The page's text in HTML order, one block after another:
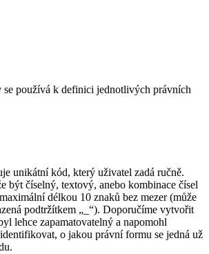
používá k definici jednotlivých právních
unikátní kód, který uživatel zadá ručně.
být číselný, textový, anebo kombinace čísel
délkou 10 znaků bez mezer (může
podtržítkem „_“). Doporučíme vytvořit
lehce zapamatovatelný a napomohl
o jakou právní formu se jedná už